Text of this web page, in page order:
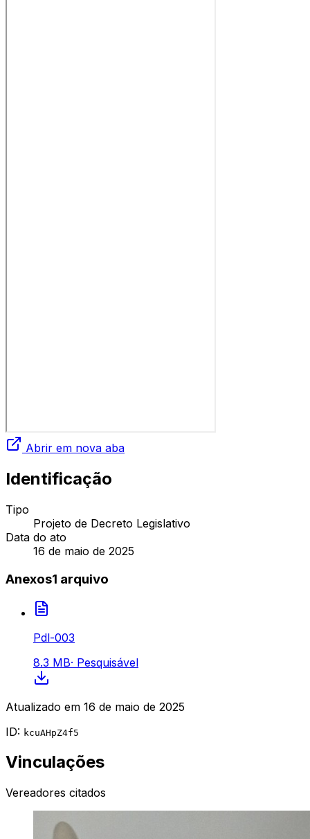
Abrir em nova aba
Identificação
Tipo
Projeto de Decreto Legislativo
Data do ato
16 de maio de 2025
Anexos1 arquivo
Pdl-003
8.3 MB· Pesquisável
Atualizado em 16 de maio de 2025
ID: kcuAHpZ4f5
Vinculações
Vereadores citados